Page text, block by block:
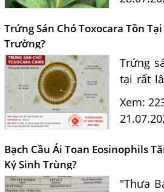
học và
Trứng Sán Chó Toxocara Tồn
Trường?
Trứng
tại rất
và là
hiểm
vấn
Xem:
Bạch Cầu Ái Toan Eosinophils
Ký Sinh Trùng?
"Thưa
Một Số Điều Cần Biết Về Ký Sinh
Người
Nguyên Nhân Và Tác Hại Của
Chẩn Đoán Và Điều Trị Bệnh
Những Điều Cần Biết Về Giun Hình
Chẩn Đoán Và Điều Trị Bệnh Amip
Bệnh Sán Chó Dấu Hiệu Nhận
Sán Chó